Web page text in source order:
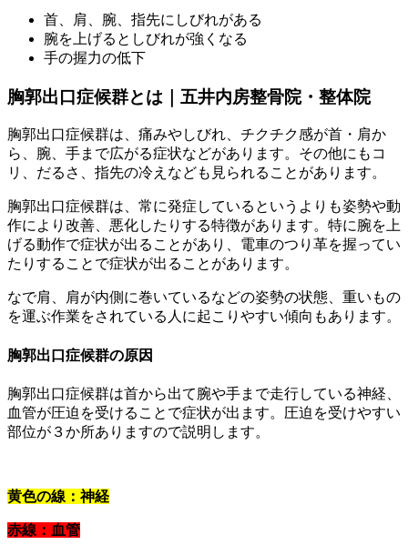
首、肩、腕、指先にしびれがある
腕を上げるとしびれが強くなる
手の握力の低下
胸郭出口症候群とは｜五井内房整骨院・整体院
胸郭出口症候群は、痛みやしびれ、チクチク感が首・肩か
ら、腕、手まで広がる症状などがあります。その他にもコ
リ、だるさ、指先の冷えなども見られることがあります。
胸郭出口症候群は、常に発症しているというよりも姿勢や動
作により改善、悪化したりする特徴があります。特に腕を上
げる動作で症状が出ることがあり、電車のつり革を握ってい
たりすることで症状が出ることがあります。
なで肩、肩が内側に巻いているなどの姿勢の状態、重いもの
を運ぶ作業をされている人に起こりやすい傾向もあります。
胸郭出口症候群の原因
胸郭出口症候群は首から出て腕や手まで走行している神経、
血管が圧迫を受けることで症状が出ます。圧迫を受けやすい
部位が３か所ありますので説明します。
黄色の線：神経
赤線：血管